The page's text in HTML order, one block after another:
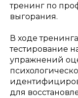
тренинг по
выгорания.
В ходе
тестирование
упражнений
для